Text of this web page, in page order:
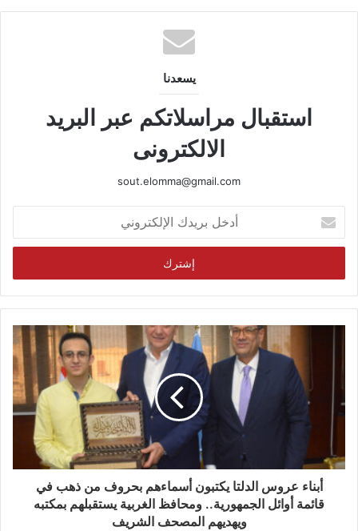
يسعدنا
استقبال مراسلاتكم عبر البريد
الالكترونى
sout.elomma@gmail.com
بريدك
الإلكتروني
أبناء عروس الدلتا يكتبون أسماءهم بحروف من ذهب في
قائمة أوائل الجمهورية.. ومحافظ الغربية يستقبلهم بمكتبه
ويهديهم المصحف الشريف